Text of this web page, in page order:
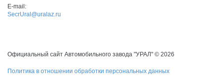
E-mail:
SecrUral@uralaz.ru
Официальный сайт Автомобильного завода "УРАЛ" © 2026
Политика в отношении обработки персональных данных